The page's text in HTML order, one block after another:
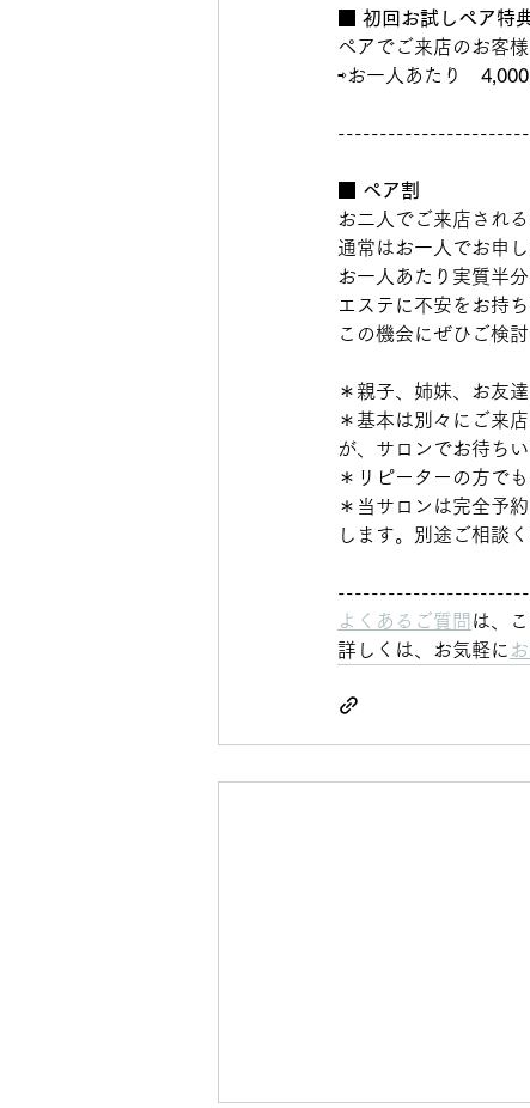
■ 初回お試しペア特
ペアでご来店のお客
⇨お一人あたり 4,000
■ ペア割
お二人でご来店され
通常はお一人でお申
お一人あたり実質半
エステに不安をお持
この機会にぜひご検討
＊親子、姉妹、お友
＊基本は別々にご来
が、サロンでお待ち
＊リピーターの方で
＊当サロンは完全予
します。別途ご相談く
よくあるご質問 は、
詳しくは、お気軽に